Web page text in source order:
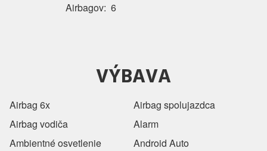
Airbagov: 6
VÝBAVA
Airbag 6x
Airbag spolujazdca
Airbag vodiča
Alarm
Ambientné osvetlenie
Android Auto